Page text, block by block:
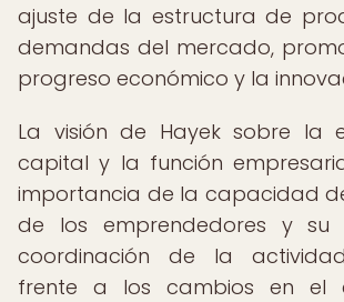
ajuste de la estructura de
demandas del mercado,
progreso económico y la
La visión de Hayek sobre la
capital y la función
importancia de la capacidad
de los emprendedores y
coordinación de la
frente a los cambios en el